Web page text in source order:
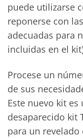
puede utilizarse
reponerse con
adecuadas para
incluidas en el
Procese un
de sus
Este nuevo kit
desaparecido kit
para un